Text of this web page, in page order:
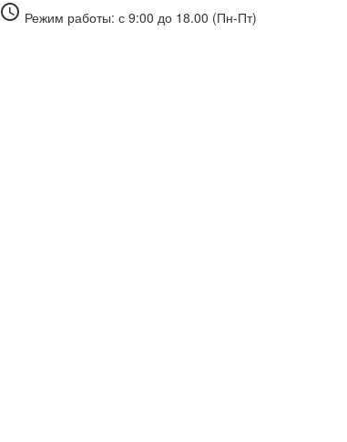
access_time Режим работы: с 9:00 до 18.00 (Пн-Пт)